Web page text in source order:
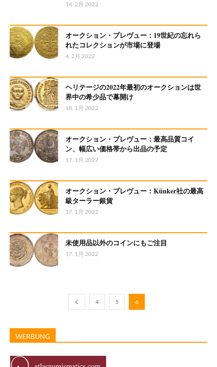
14. 2月 2022
オークション・プレヴュー：19世紀の忘れら
れたコレクションが市場に登場
4. 2月 2022
ヘリテージの2022年最初のオークションは世
界中の希少品で幕開け
18. 1月 2022
オークション・プレヴュー：最高品質コイ
ン、幅広い価格帯から出品の予定
17. 1月 2022
オークション・プレヴュー：Künker社の最高
級ターラー銀貨
17. 1月 2022
未使用品以外のコインにもご注目
17. 1月 2022
4 5 6
WERBUNG